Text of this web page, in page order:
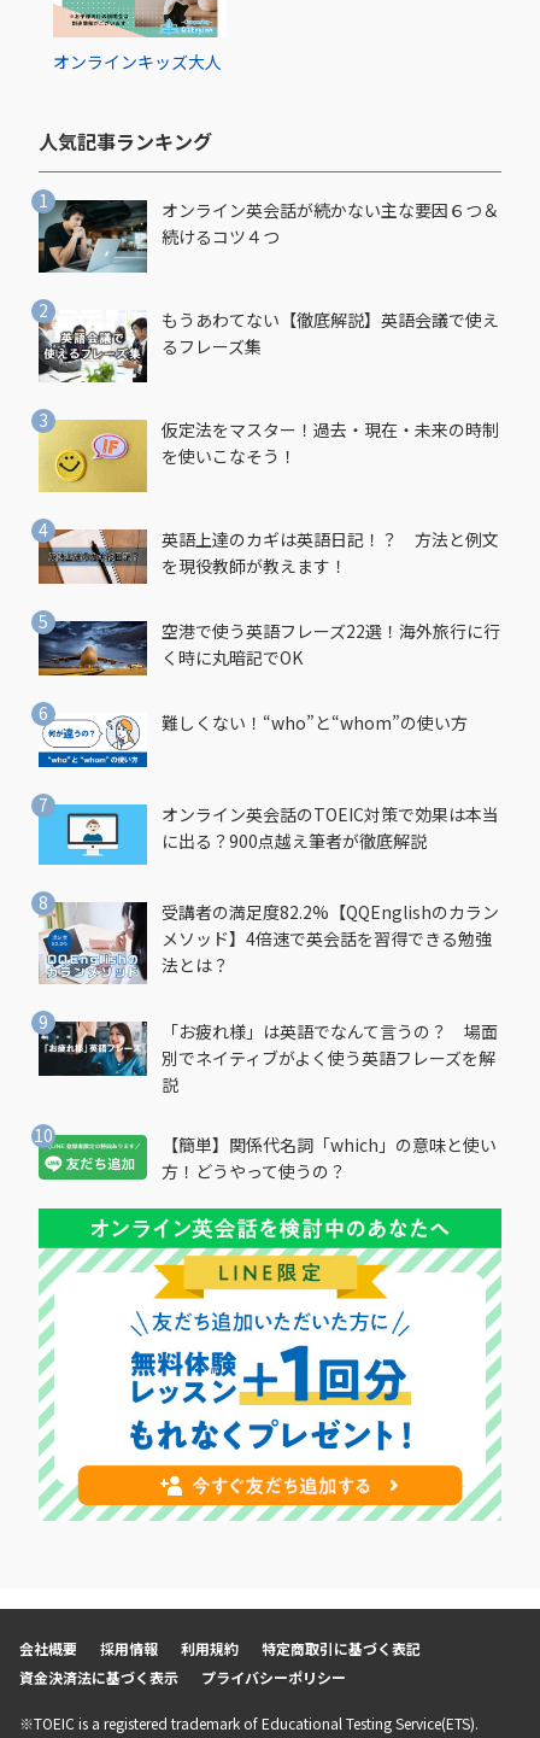
オンラインキッズ大人
人気記事ランキング​
オンライン英会話が続かない主な要因６つ＆
続けるコツ４つ
もうあわてない【徹底解説】英語会議で使え
るフレーズ集
仮定法をマスター！過去・現在・未来の時制
を使いこなそう！
英語上達のカギは英語日記！？ 方法と例文
を現役教師が教えます！
空港で使う英語フレーズ22選！海外旅行に行
く時に丸暗記でOK
難しくない！“who”と“whom”の使い方
オンライン英会話のTOEIC対策で効果は本当
に出る？900点越え筆者が徹底解説
受講者の満足度82.2%【QQEnglishのカラン
メソッド】4倍速で英会話を習得できる勉強
法とは？
「お疲れ様」は英語でなんて言うの？ 場面
別でネイティブがよく使う英語フレーズを解
説
【簡単】関係代名詞「which」の意味と使い
方！どうやって使うの？
会社概要 採用情報 利用規約
特定商取引に基づく表記
資金決済法に基づく表示
プライバシーポリシー
※TOEIC is a registered trademark of Educational Testing Service(ETS).